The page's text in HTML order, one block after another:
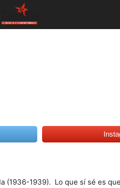
1939). Lo que sí sé es